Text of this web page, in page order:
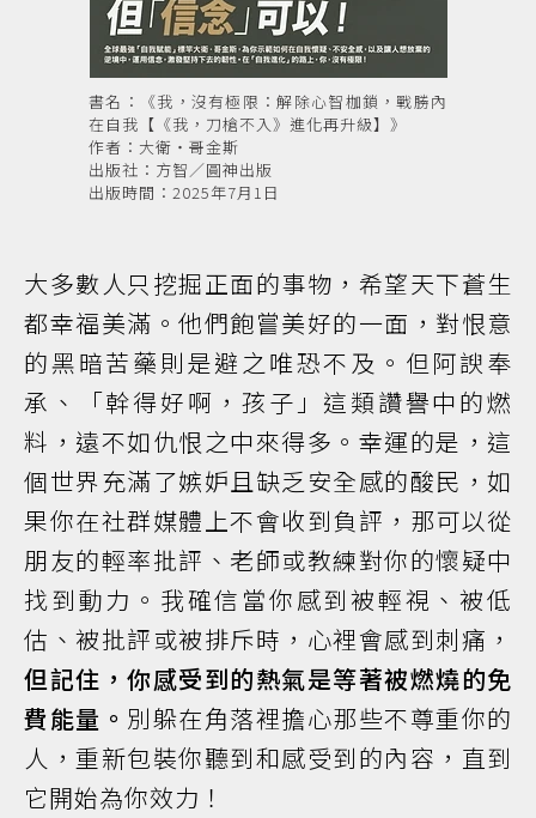
書名：《我，沒有極限：解除心智枷鎖，戰勝內
在自我【《我，刀槍不入》進化再升級】》
作者：大衛・哥金斯
出版社：方智／圓神出版
出版時間：2025年7月1日
大多數人只挖掘正面的事物，希望天下蒼生
都幸福美滿。他們飽嘗美好的一面，對恨意
的黑暗苦藥則是避之唯恐不及。但阿諛奉
承、「幹得好啊，孩子」這類讚譽中的燃
料，遠不如仇恨之中來得多。幸運的是，這
個世界充滿了嫉妒且缺乏安全感的酸民，如
果你在社群媒體上不會收到負評，那可以從
朋友的輕率批評、老師或教練對你的懷疑中
找到動力。我確信當你感到被輕視、被低
估、被批評或被排斥時，心裡會感到刺痛，
但記住，你感受到的熱氣是等著被燃燒的免
費能量。 別躲在角落裡擔心那些不尊重你的
人，重新包裝你聽到和感受到的內容，直到
它開始為你效力！